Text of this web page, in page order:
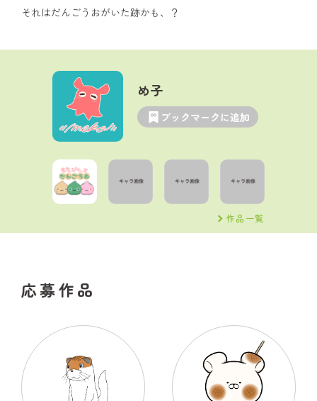
それはだんごうおがいた跡かも、？
め子
ブックマークに追加
作品一覧
応募作品